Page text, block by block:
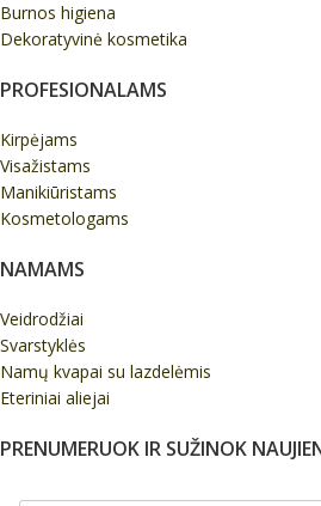
Burnos higiena
Dekoratyvinė kosmetika
PROFESIONALAMS
Kirpėjams
Visažistams
Manikiūristams
Kosmetologams
NAMAMS
Veidrodžiai
Svarstyklės
Namų kvapai su lazdelėmis
Eteriniai aliejai
PRENUMERUOK IR SUŽINOK